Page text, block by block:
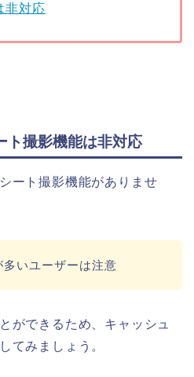
非対応
撮影機能は非対応
ート撮影機能がありませ
多いユーザーは注意
ができるため、キャッシュ
てみましょう。